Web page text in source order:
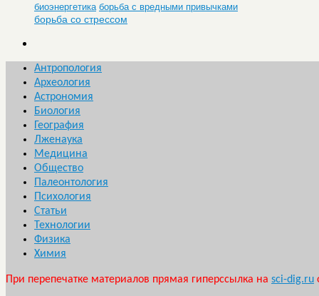
биоэнергетика борьба с вредными привычками
борьба со стрессом
Антропология
Археология
Астрономия
Биология
География
Лженаука
Медицина
Общество
Палеонтология
Психология
Статьи
Технологии
Физика
Химия
При перепечатке материалов прямая гиперссылка на sci-dig.ru